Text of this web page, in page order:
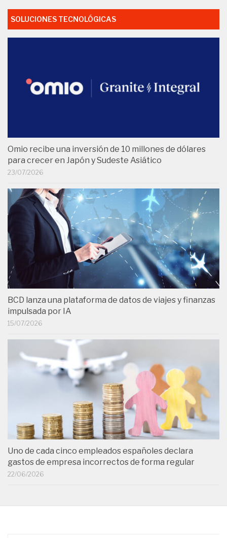
SOLUCIONES TECNOLÓGICAS
Omio recibe una inversión de 10 millones de dólares
para crecer en Japón y Sudeste Asiático
23/07/2026
BCD lanza una plataforma de datos de viajes y finanzas
impulsada por IA
15/07/2026
Uno de cada cinco empleados españoles declara
gastos de empresa incorrectos de forma regular
22/06/2026